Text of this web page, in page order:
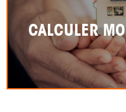
CALCULER